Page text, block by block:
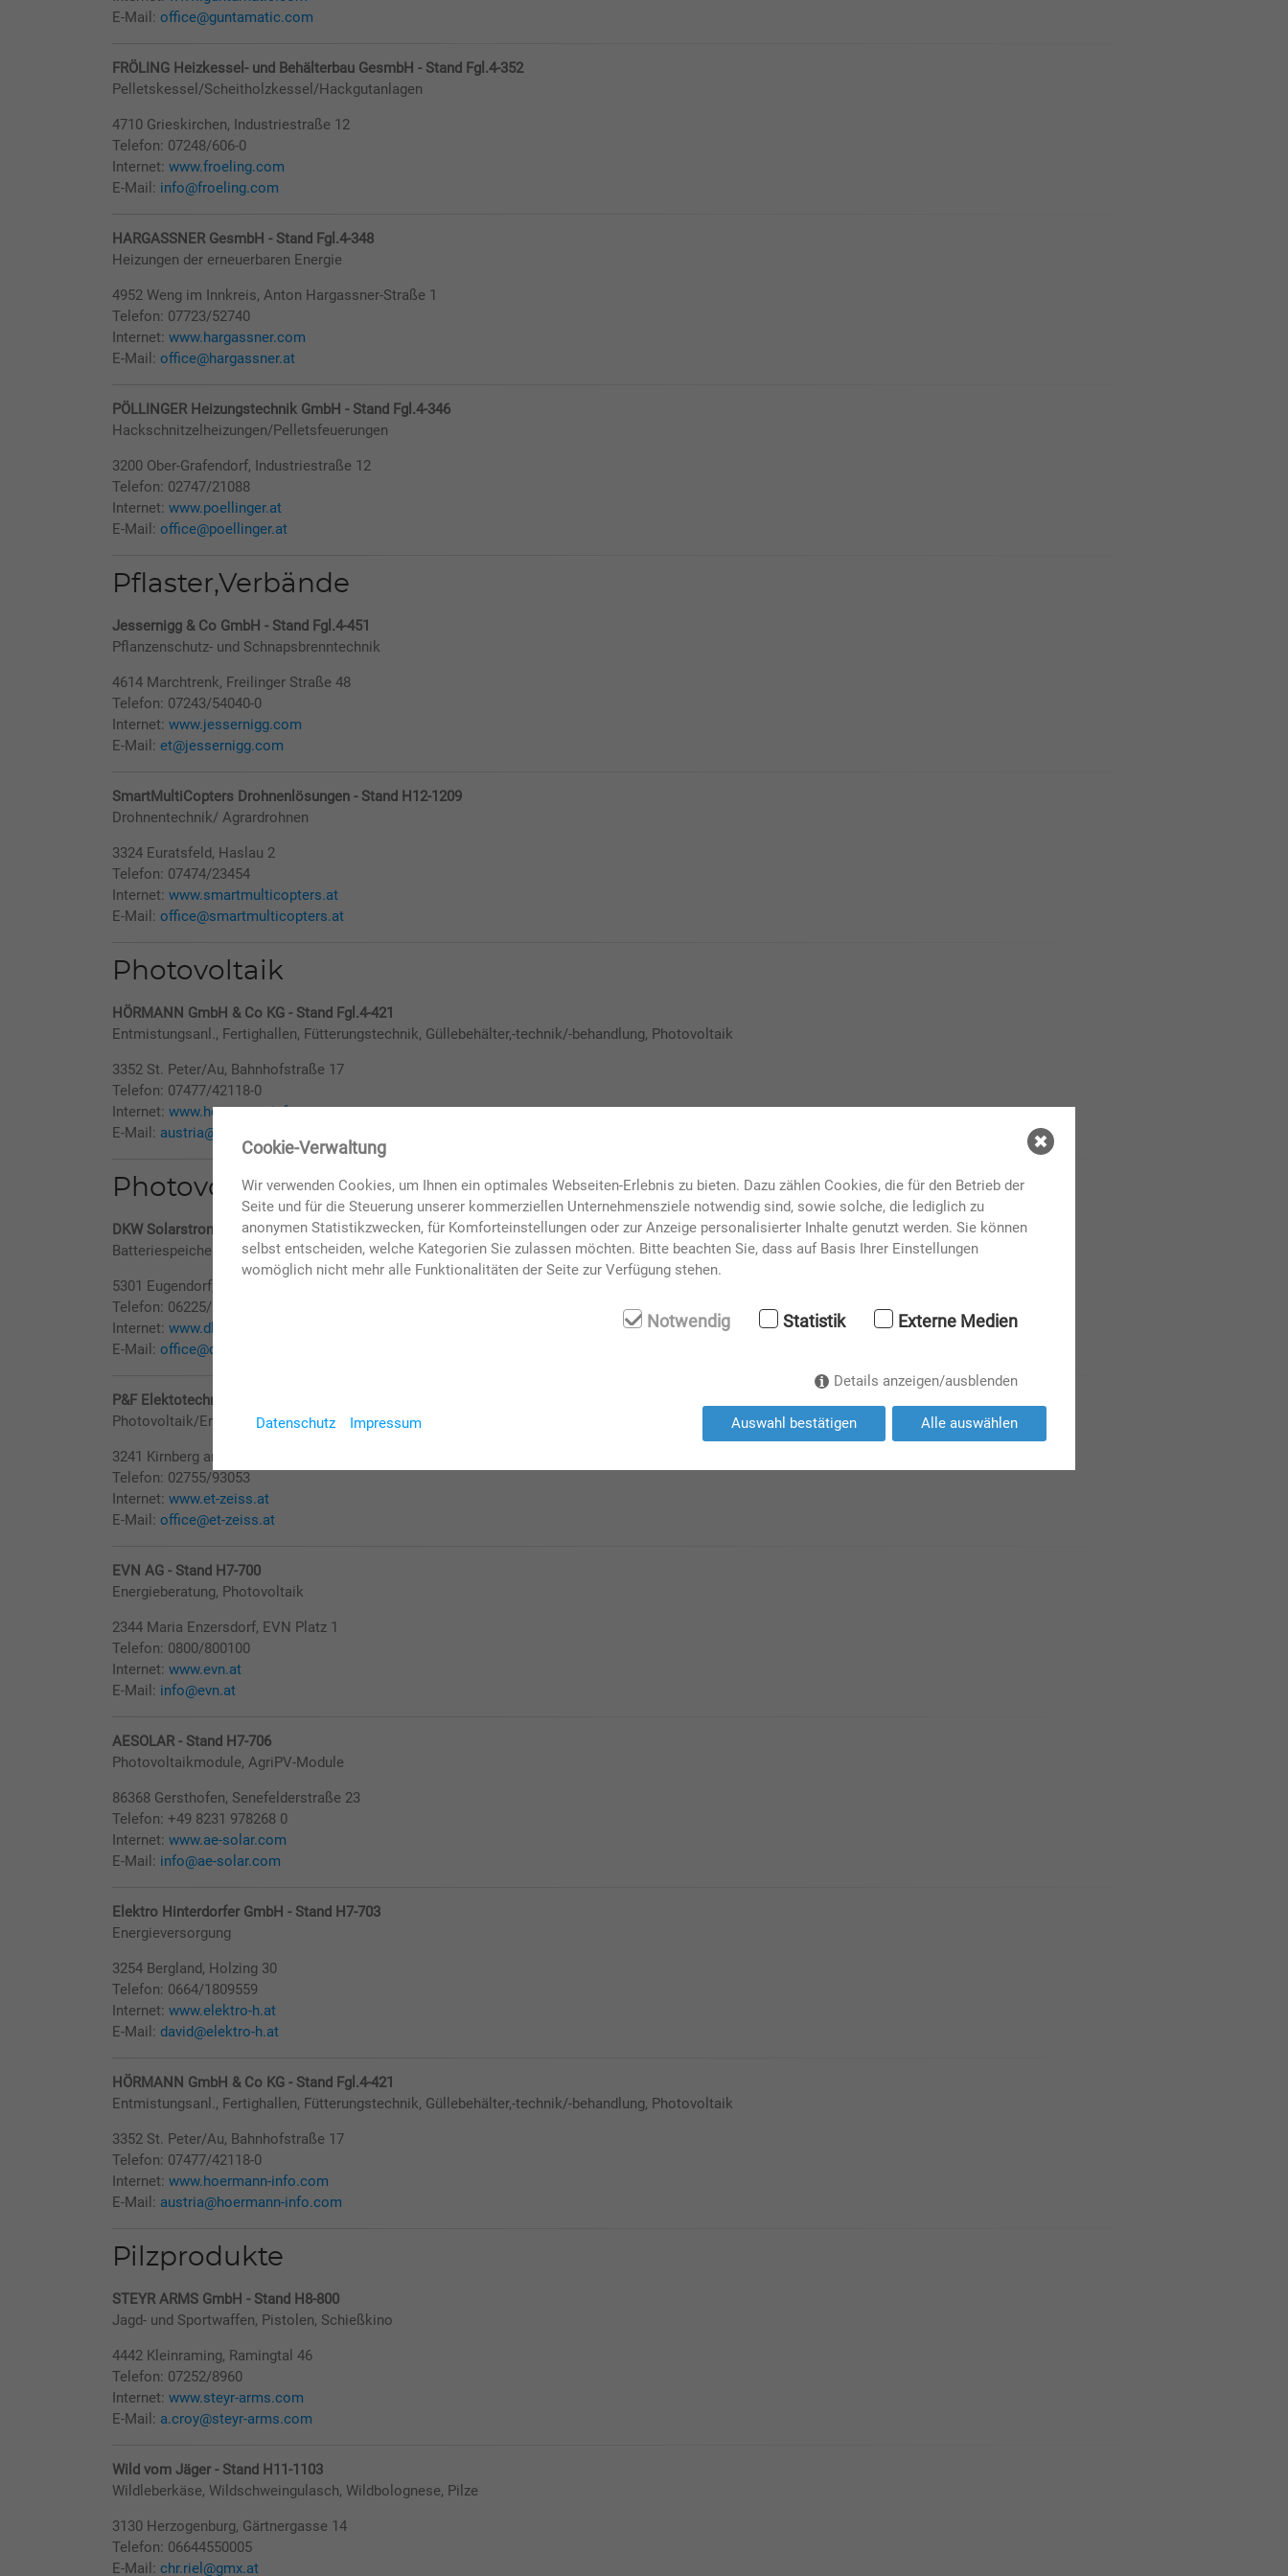
E-Mail: office@guntamatic.com
FRÖLING Heizkessel- und Behälterbau GesmbH - Stand Fgl.4-352
Pelletskessel/Scheitholzkessel/Hackgutanlagen
4710 Grieskirchen, Industriestraße 12
Telefon: 07248/606-0
Internet: www.froeling.com
E-Mail: info@froeling.com
HARGASSNER GesmbH - Stand Fgl.4-348
Heizungen der erneuerbaren Energie
4952 Weng im Innkreis, Anton Hargassner-Straße 1
Telefon: 07723/52740
Internet: www.hargassner.com
E-Mail: office@hargassner.at
PÖLLINGER Heizungstechnik GmbH - Stand Fgl.4-346
Hackschnitzelheizungen/Pelletsfeuerungen
3200 Ober-Grafendorf, Industriestraße 12
Telefon: 02747/21088
Internet: www.poellinger.at
E-Mail: office@poellinger.at
Pflaster,Verbände
Jessernigg & Co GmbH - Stand Fgl.4-451
Pflanzenschutz- und Schnapsbrenntechnik
4614 Marchtrenk, Freilinger Straße 48
Telefon: 07243/54040-0
Internet: www.jessernigg.com
E-Mail: et@jessernigg.com
SmartMultiCopters Drohnenlösungen - Stand H12-1209
Drohnentechnik/ Agrardrohnen
3324 Euratsfeld, Haslau 2
Telefon: 07474/23454
Internet: www.smartmulticopters.at
E-Mail: office@smartmulticopters.at
Photovoltaik
HÖRMANN GmbH & Co KG - Stand Fgl.4-421
Entmistungsanl., Fertighallen, Fütterungstechnik, Güllebehälter,-technik/-behandlung, Photovoltaik
3352 St. Peter/Au, Bahnhofstraße 17
Telefon: 07477/42118-0
Internet: www.hoermann-info.com
E-Mail: austria@hoermann-info.com
Photovoltaik Großanlagen
DKW Solarstrom GmbH - Stand Fgl.3c-702
Batteriespeicher, PV Anlagen, PV Reinigung
5301 Eugendorf, Moosstr. 33
Telefon: 06225/29813
Internet: www.dkw.energy
E-Mail: office@dkw.gmbh
P&F Elektotechnik Zeiss GmbH - Stand H7-705
Photovoltaik/Energiespeichersysteme/Notstromversorgung
3241 Kirnberg an der Mank, Gewerbeplatz 1
Telefon: 02755/93053
Internet: www.et-zeiss.at
E-Mail: office@et-zeiss.at
EVN AG - Stand H7-700
Energieberatung, Photovoltaik
2344 Maria Enzersdorf, EVN Platz 1
Telefon: 0800/800100
Internet: www.evn.at
E-Mail: info@evn.at
AESOLAR - Stand H7-706
Photovoltaikmodule, AgriPV-Module
86368 Gersthofen, Senefelderstraße 23
Telefon: +49 8231 978268 0
Internet: www.ae-solar.com
E-Mail: info@ae-solar.com
Elektro Hinterdorfer GmbH - Stand H7-703
Energieversorgung
3254 Bergland, Holzing 30
Telefon: 0664/1809559
Internet: www.elektro-h.at
E-Mail: david@elektro-h.at
HÖRMANN GmbH & Co KG - Stand Fgl.4-421
Entmistungsanl., Fertighallen, Fütterungstechnik, Güllebehälter,-technik/-behandlung, Photovoltaik
3352 St. Peter/Au, Bahnhofstraße 17
Telefon: 07477/42118-0
Internet: www.hoermann-info.com
E-Mail: austria@hoermann-info.com
Pilzprodukte
STEYR ARMS GmbH - Stand H8-800
Jagd- und Sportwaffen, Pistolen, Schießkino
4442 Kleinraming, Ramingtal 46
Telefon: 07252/8960
Internet: www.steyr-arms.com
E-Mail: a.croy@steyr-arms.com
Wild vom Jäger - Stand H11-1103
Wildleberkäse, Wildschweingulasch, Wildbolognese, Pilze
3130 Herzogenburg, Gärtnergasse 14
Telefon: 06644550005
E-Mail: chr.riel@gmx.at
Cookie-Verwaltung
Wir verwenden Cookies, um Ihnen ein optimales Webseiten-Erlebnis zu bieten. Dazu zählen Cookies, die für den Betrieb der
Seite und für die Steuerung unserer kommerziellen Unternehmensziele notwendig sind, sowie solche, die lediglich zu
anonymen Statistikzwecken, für Komforteinstellungen oder zur Anzeige personalisierter Inhalte genutzt werden. Sie können
selbst entscheiden, welche Kategorien Sie zulassen möchten. Bitte beachten Sie, dass auf Basis Ihrer Einstellungen
womöglich nicht mehr alle Funktionalitäten der Seite zur Verfügung stehen.
Notwendig Statistik Externe Medien
Details anzeigen/ausblenden
Auswahl bestätigen Alle auswählen
Datenschutz Impressum